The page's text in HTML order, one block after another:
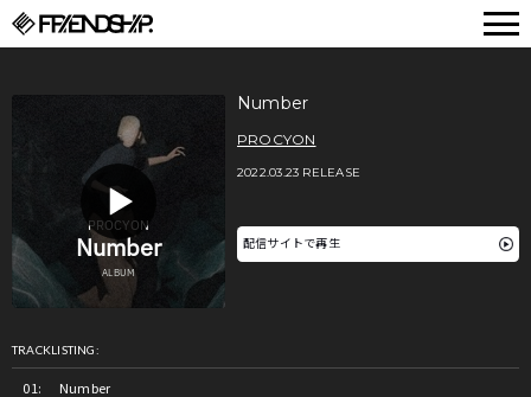
Number
PROCYON
2022.03.23 RELEASE
配信サイトで再生
TRACKLISTING:
Number